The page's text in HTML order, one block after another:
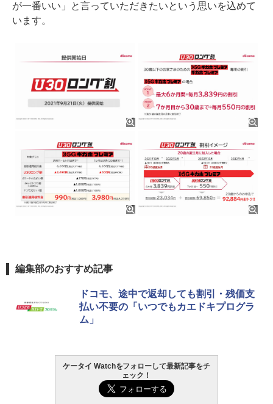
が一番いい」と言っていただきたいという思いを込めて
います。
編集部のおすすめ記事
ドコモ、途中で返却しても割引・残価支
払い不要の「いつでもカエドキプログラ
ム」
ケータイ Watchをフォローして最新記事をチ
ェック！